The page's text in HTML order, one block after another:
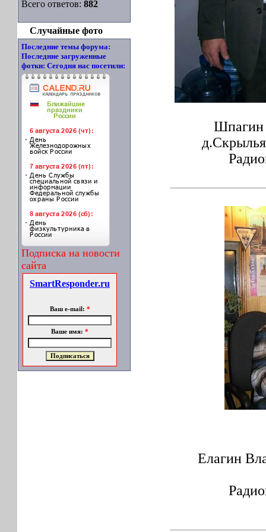
Всего ответов: 882
Случайные фото
Последние темы форума:
Последние загруженные
фотки: Сегодня нас посетили:
Подписка на новости
сайта
SmartResponder.ru
Ваш e-mail: *
Ваше имя: *
Шпагин
Елагин